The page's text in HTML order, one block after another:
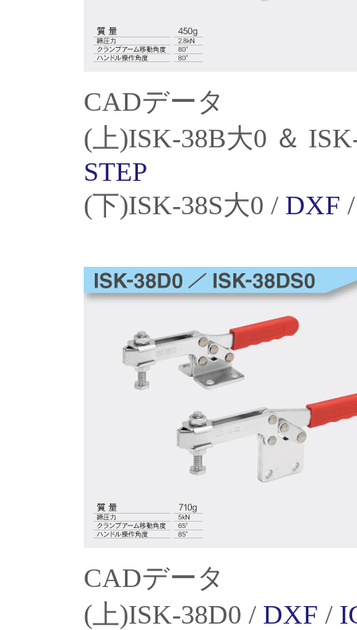
CADデータ
(上)ISK-38B大0 ＆
STEP
(下)ISK-38S大0 / DXF
CADデータ
(上)ISK-38D0 / DXF /